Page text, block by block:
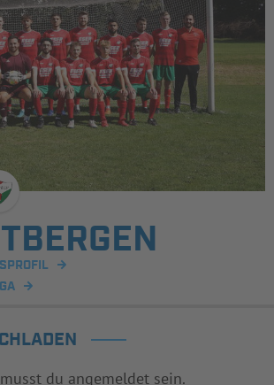
du angemeldet sein.